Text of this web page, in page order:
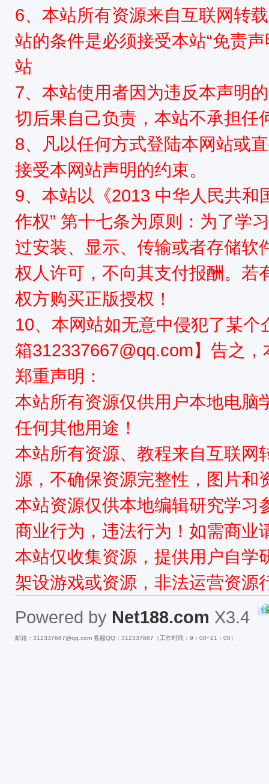
6、本站所有资源来自互联网转
站的条件是必须接受本站“免责
站
7、本站使用者因为违反本声明
切后果自己负责，本站不承担任
8、凡以任何方式登陆本网站或
接受本网站声明的约束。
9、本站以《2013 中华人民共和
作权” 第十七条为原则：为了学
过安装、显示、传输或者存储软
权人许可，不向其支付报酬。若
权方购买正版授权！
10、本网站如无意中侵犯了某
箱312337667@qq.com】告之
郑重声明：
本站所有资源仅供用户本地电脑
任何其他用途！
本站所有资源、教程来自互联网
源，不确保资源完整性，图片和
本站资源仅供本地编辑研究学习
商业行为，违法行为！如需商业
本站仅收集资源，提供用户自学
架设游戏或资源，非法运营资源
Powered by Net188.com X3.4
邮箱：312337667@qq.com 客服QQ：312337667（工作时间：9：00~21：00）